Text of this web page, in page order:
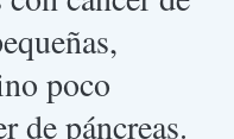
poco
de páncreas.